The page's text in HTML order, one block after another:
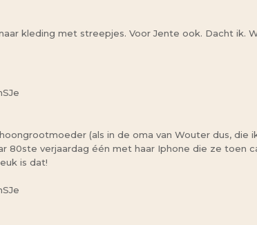
kleding met streepjes. Voor Jente ook. Dacht ik.
(als in de oma van Wouter dus, die
80ste verjaardag één met haar Iphone die ze toen
is dat!